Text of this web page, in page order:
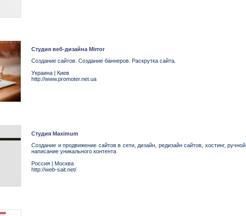
Студия веб-дизайна Mirror
Создание сайтов. Создание баннеров. Раскрутка сайта.
Украина | Киев
http://www.promoter.net.ua
Студия Maximum
Cоздание и продвижение сайтов в сети, дизайн, редизайн сайтов, хостинг,
написание уникального контента
Россия | Москва
http://web-sait.net/